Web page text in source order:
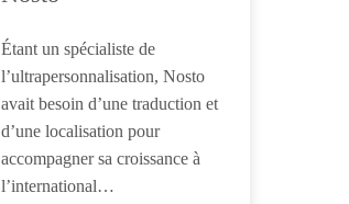
Étant un spécialiste de
l’ultrapersonnalisation, Nosto
avait besoin d’une traduction et
d’une localisation pour
accompagner sa croissance à
l’international…